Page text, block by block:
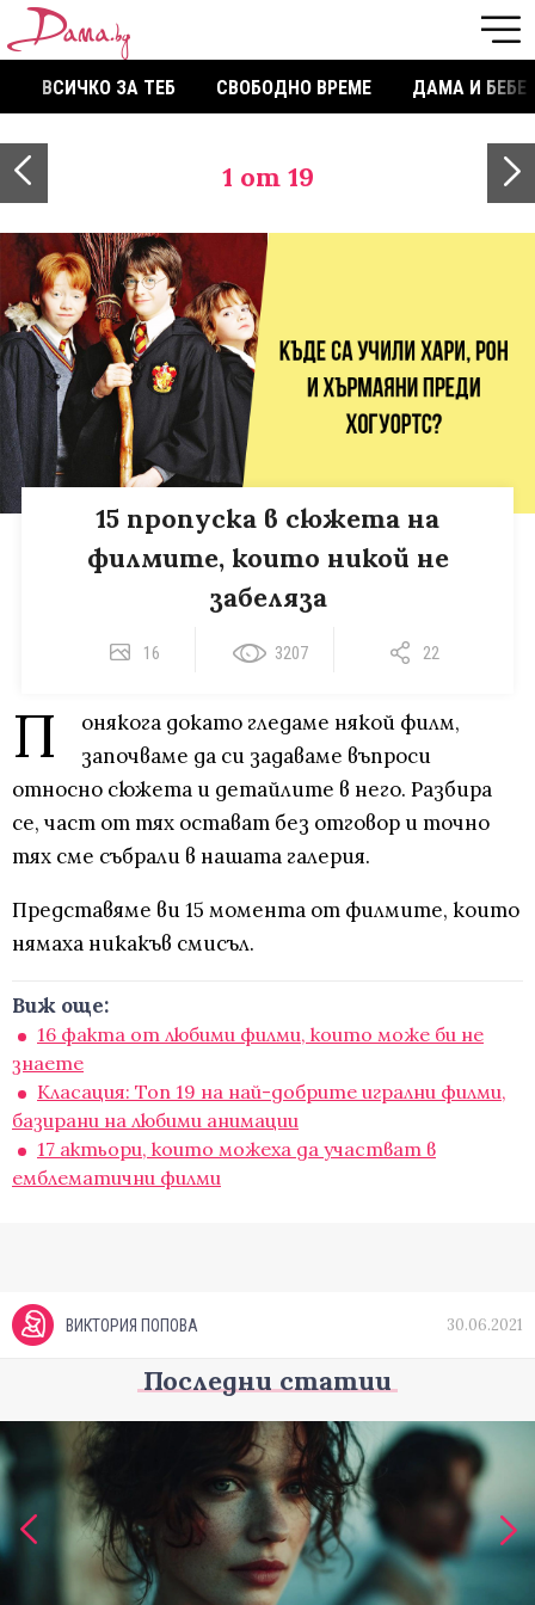
ВСИЧКО ЗА ТЕБ СВОБОДНО ВРЕМЕ ДАМА И БЕБЕ
1 от 19
15 пропуска в сюжета на
филмите, които никой не
забеляза
16 3207 22
П
онякога докато гледаме някой филм,
започваме да си задаваме въпроси
относно сюжета и детайлите в него. Разбира
се, част от тях остават без отговор и точно
тях сме събрали в нашата галерия.
Представяме ви 15 момента от филмите, които
нямаха никакъв смисъл.
Виж още:
16 факта от любими филми, които може би не
знаете
Класация: Топ 19 на най-добрите игрални филми,
базирани на любими анимации
17 актьори, които можеха да участват в
емблематични филми
ВИКТОРИЯ ПОПОВА 30.06.2021
Последни статии